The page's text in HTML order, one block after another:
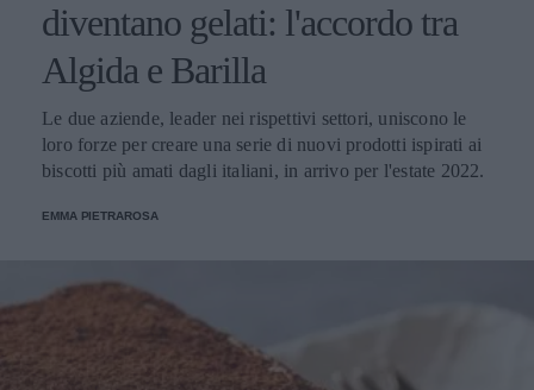
diventano gelati: l'accordo tra
Algida e Barilla
Le due aziende, leader nei rispettivi settori, uniscono le
loro forze per creare una serie di nuovi prodotti ispirati ai
biscotti più amati dagli italiani, in arrivo per l'estate 2022.
EMMA PIETRAROSA